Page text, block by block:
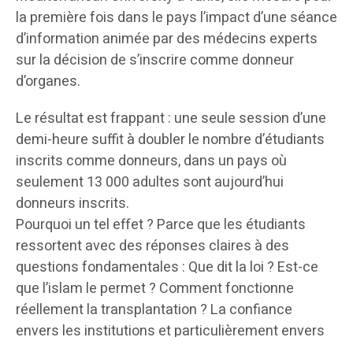
la première fois dans le pays l’impact d’une séance
d’information animée par des médecins experts
sur la décision de s’inscrire comme donneur
d’organes.
Le résultat est frappant : une seule session d’une
demi-heure suffit à doubler le nombre d’étudiants
inscrits comme donneurs, dans un pays où
seulement 13 000 adultes sont aujourd’hui
donneurs inscrits.
Pourquoi un tel effet ? Parce que les étudiants
ressortent avec des réponses claires à des
questions fondamentales : Que dit la loi ? Est-ce
que l’islam le permet ? Comment fonctionne
réellement la transplantation ? La confiance
envers les institutions et particulièrement envers